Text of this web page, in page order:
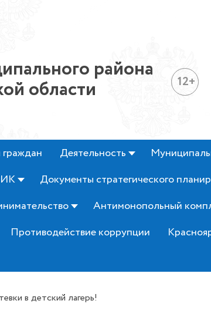
района
области 12+
Деятельность
Документы стратегического
Антимонопольный
Противодействие коррупции
в детский лагерь!